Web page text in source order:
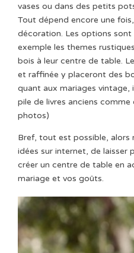
vases ou dans des petits
Tout dépend encore une
décoration. Les options
exemple les themes
bois à leur centre de table.
et raffinée y placeront des
quant aux mariages vintage,
pile de livres anciens
photos)
Bref, tout est possible, alors
idées sur internet, de laisser
créer un centre de table en
mariage et vos goûts.